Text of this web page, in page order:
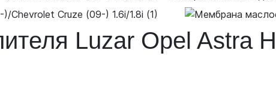
Luzar Opel Astra